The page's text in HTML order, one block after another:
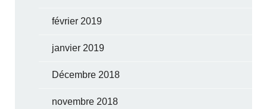
février 2019
janvier 2019
Décembre 2018
novembre 2018